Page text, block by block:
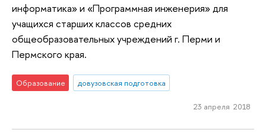
информатика» и «Программная инженерия» для
учащихся старших классов средних
общеобразовательных учреждений г. Перми и
Пермского края.
Образование довузовская подготовка
23 апреля 2018